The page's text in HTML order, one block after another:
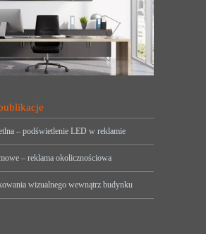
– podświetlenie LED w reklamie
– reklama okolicznościowa
wizualnego wewnątrz budynku